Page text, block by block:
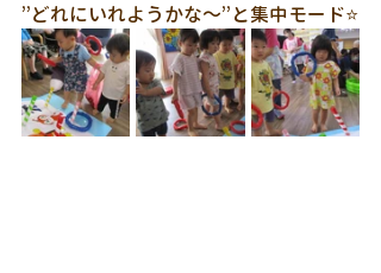
”どれにいれようかな～”と集中モード⭐